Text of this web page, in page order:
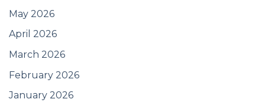
May 2026
April 2026
March 2026
February 2026
January 2026